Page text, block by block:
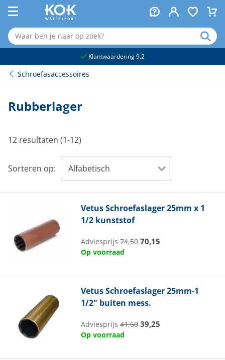
Klantwaardering 9.2
Schroefasaccessoires
Rubberlager
12 resultaten (1-12)
Sorteren op:
VetusSchroefaslager 25mm x 1
1/2 kunststof
Adviesprijs74,50 70,15
Op voorraad
VetusSchroefaslager 25mm-1
1/2" buiten mess.
Adviesprijs41,60 39,25
Op voorraad